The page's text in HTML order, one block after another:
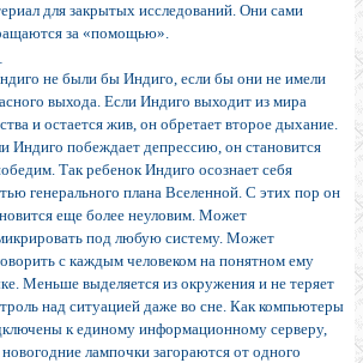
для закрытых исследований. Они сами
за «помощью».
не были бы Индиго, если бы они не имели
выхода. Если Индиго выходит из мира
и остается жив, он обретает второе дыхание.
Индиго побеждает депрессию, он становится
Так ребенок Индиго осознает себя
генерального плана Вселенной. С этих пор он
еще более неуловим. Может
под любую систему. Может
с каждым человеком на понятном ему
Меньше выделяется из окружения и не теряет
над ситуацией даже во сне. Как компьютеры
к единому информационному серверу,
новогодние лампочки загораются от одного